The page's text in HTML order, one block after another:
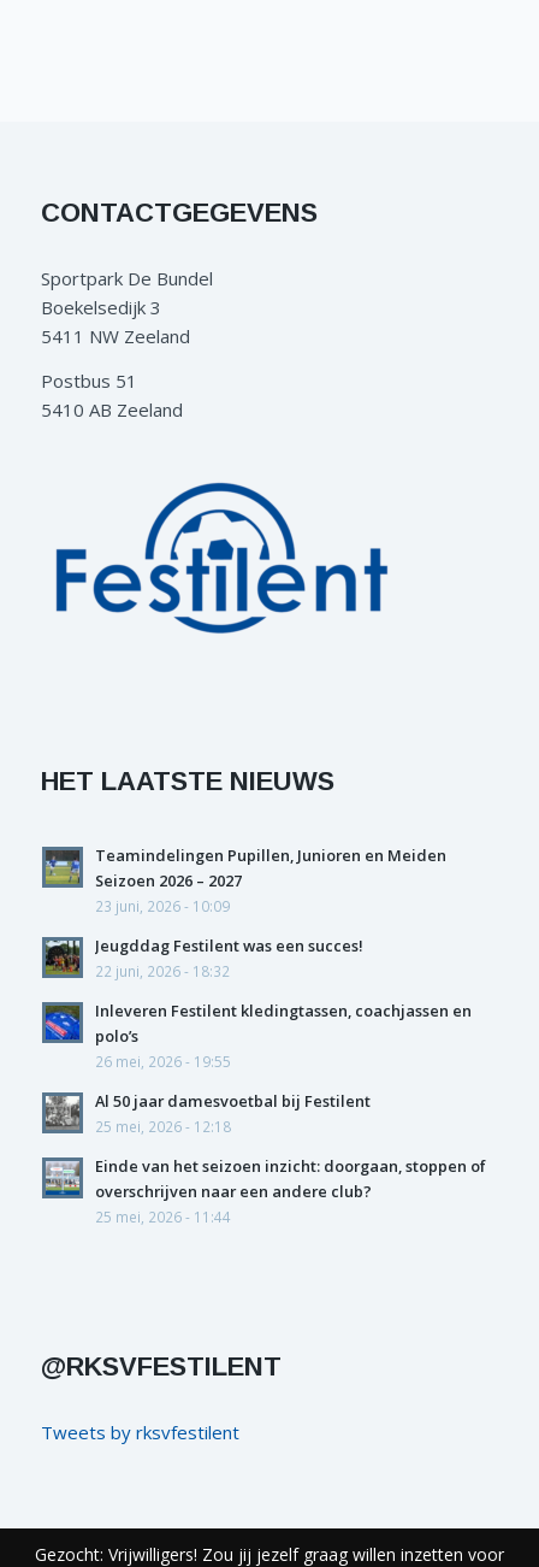
Gezocht: Vrijwilligers! Zou jij jezelf graag willen inzetten voor
CONTACTGEGEVENS
Sportpark De Bundel
Boekelsedijk 3
5411 NW Zeeland
Postbus 51
5410 AB Zeeland
HET LAATSTE NIEUWS
Teamindelingen Pupillen, Junioren en Meiden
Seizoen 2026 – 2027
23 juni, 2026 - 10:09
Jeugddag Festilent was een succes!
22 juni, 2026 - 18:32
Inleveren Festilent kledingtassen, coachjassen en
polo’s
26 mei, 2026 - 19:55
Al 50 jaar damesvoetbal bij Festilent
25 mei, 2026 - 12:18
Einde van het seizoen inzicht: doorgaan, stoppen of
overschrijven naar een andere club?
25 mei, 2026 - 11:44
@RKSVFESTILENT
Tweets by rksvfestilent